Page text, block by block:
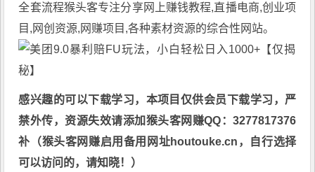
全套流程猴头客专注分享网上赚钱教程,直播电商,创业项
目,网创资源, 网赚项目 ,各种素材资源的综合性网站。
感兴趣的可以下载学习，本项目仅供会员下载学习，严
禁外传，资源失效请添加猴头客网赚QQ：3277817376
补（猴头客网赚启用备用网址houtouke.cn，自行选择
可以访问的，请知晓！）